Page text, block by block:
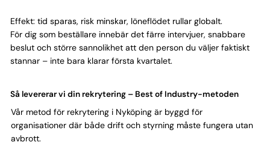
Effekt: tid sparas, risk minskar, löneflödet rullar globalt.
För dig som beställare innebär det färre intervjuer, snabbare
beslut och större sannolikhet att den person du väljer faktiskt
stannar – inte bara klarar första kvartalet.
Så levererar vi din rekrytering – Best of Industry-metoden
Vår metod för rekrytering i Nyköping är byggd för
organisationer där både drift och styrning måste fungera utan
avbrott.